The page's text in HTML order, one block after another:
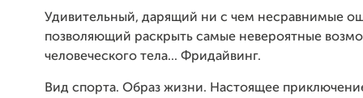
Удивительный, дарящий ни с чем несравнимые
позволяющий раскрыть самые невероятные
человеческого тела... Фридайвинг.
Вид спорта. Образ жизни. Настоящее